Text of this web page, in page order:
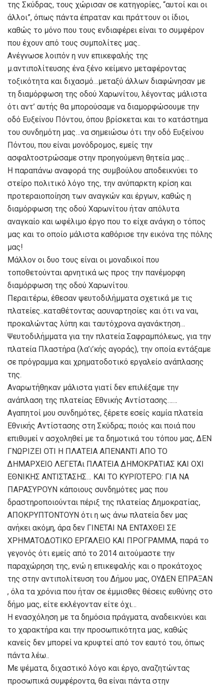
της Σκύδρας, τους χώρισαν σε κατηγορίες, “αυτοί και οι
άλλοι”, όπως πάντα έπραταν και πράττουν οι ίδιοι,
καθώς το μόνο που τους ενδιαφέρει είναι το συμφέρον
που έχουν από τους συμπολίτες μας..
Ανέγνωσε λοιπόν η νυν επικεφαλής της
μ.αντιπολίτευσης ένα ξένο κείμενο μεταφέροντας
τοξικότητα και διχασμό…μεταξύ άλλων διαφώνησαν με
τη διαμόρφωση της οδού Χαρωνίτου, λέγοντας μάλιστα
ότι αντ’ αυτής θα μπορούσαμε να διαμορφώσουμε την
οδό Ευξείνου Πόντου, όπου βρίσκεται και το κατάστημα
του συνδημότη μας…να σημειώσω ότι την οδό Ευξείνου
Πόντου, που είναι μονόδρομος, εμείς την
ασφαλτοστρώσαμε στην προηγούμενη θητεία μας…
Η παραπάνω αναφορά της συμβούλου αποδεικνύει το
στείρο πολιτικό λόγο της, την ανύπαρκτη κρίση και
προτεραιοποίηση των αναγκών και έργων, καθώς η
διαμόρφωση της οδού Χαρωνίτου ήταν απόλυτα
αναγκαίο και ωφέλιμο έργο που το είχε ανάγκη ο τόπος
μας και το οποίο μάλιστα καθόρισε την εικόνα της πόλης
μας!
Μάλλον οι δυο τους είναι οι μοναδικοί που
τοποθετούνται αρνητικά ως προς την πανέμορφη
διαμόρφωση της οδού Χαρωνίτου.
Περαιτέρω, έθεσαν ψευτοδιλήμματα σχετικά με τις
πλατείες..καταθέτοντας ασυναρτησίες και ότι να ναι,
προκαλώντας λύπη και ταυτόχρονα αγανάκτηση…
Ψευτοδιλήμματα για την πλατεία Σαφραμπόλεως, για την
πλατεία Πλαστήρα (λα’ι’κής αγοράς), την οποία εντάξαμε
σε πρόγραμμα και χρηματοδοτικό εργαλείο ανάπλασης
της.
Αναρωτήθηκαν μάλιστα γιατί δεν επιλέξαμε την
ανάπλαση της πλατείας Εθνικής Αντίστασης……
Αγαπητοί μου συνδημότες, ξέρετε εσείς καμία πλατεία
Εθνικής Αντίστασης στη Σκύδρα;; ποιός και ποιά που
επιθυμεί ν ασχοληθεί με τα δημοτικά του τόπου μας, ΔΕΝ
ΓΝΩΡΙΖΕΙ ΟΤΙ Η ΠΛΑΤΕΙΑ ΑΠΕΝΑΝΤΙ ΑΠΟ ΤΟ
ΔΗΜΑΡΧΕΙΟ ΛΕΓΕΤΑι ΠΛΑΤΕΙΑ ΔΗΜΟΚΡΑΤΙΑΣ ΚΑΙ ΟΧΙ
ΕΘΝΙΚΗΣ ΑΝΤΙΣΤΑΣΗΣ… ΚΑΙ ΤΟ ΚΥΡΙΌΤΕΡΟ: ΓΙΑ ΝΑ
ΠΑΡΑΣΥΡΟΥΝ κάποιους συνδημότες μας που
δραστηροποιούνται πέριξ της πλατείας Δημοκρατίας,
ΑΠΟΚΡΥΠΤΟΝΤΟΥΝ ότι η ως άνω πλατεία δεν μας
ανήκει ακόμη, άρα δεν ΓΙΝΕΤΑΙ ΝΑ ΕΝΤΑΧΘΕΙ ΣΕ
ΧΡΗΜΑΤΟΔΟΤΙΚΟ ΕΡΓΑΛΕΙΟ ΚΑΙ ΠΡΟΓΡΑΜΜΑ, παρά το
γεγονός ότι εμείς από το 2014 αιτούμαστε την
παραχώρηση της, ενώ η επικεφαλής και ο προκάτοχος
της στην αντιπολίτευση του Δήμου μας, ΟΥΔΕΝ ΕΠΡΑΞΑΝ
, όλα τα χρόνια που ήταν σε έμμισθες θέσεις ευθύνης στο
δήμο μας, είτε εκλέγονταν είτε όχι…
Η ενασχόληση με τα δημόσια πράγματα, αναδεικνύει και
το χαρακτήρα και την προσωπικότητα μας, καθώς
κανείς δεν μπορεί να κρυφτεί από τον εαυτό του, όπως
πάντα λέω..
Με ψέματα, διχαστικό λόγο και έργο, αναζητώντας
προσωπικά συμφέροντα, θα είναι πάντα στην